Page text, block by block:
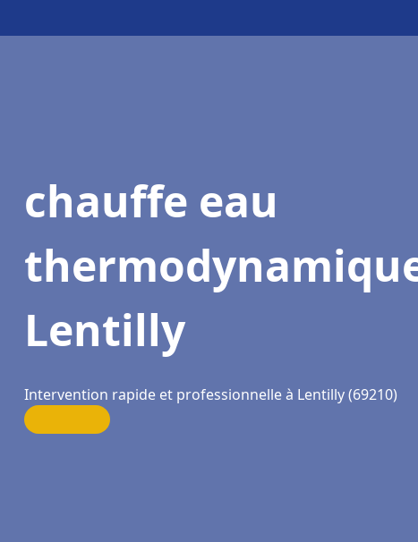
chauffe eau
Lentilly
Intervention rapide et professionnelle à Lentilly (69210)